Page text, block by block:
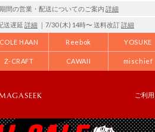
間の営業・配送についてのご案内 詳細
送遅延 詳細 ｜7/30 (木) 14時〜 送料改訂詳細
COLE HAAN Reebok YOSUKE
Z-CRAFT CAWAII mischief
ご利